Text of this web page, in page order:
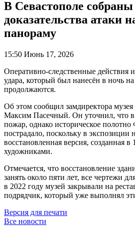
В Севастополе собраны
доказательства атаки
панораму
15:50 Июнь 17, 2026
Оперативно-следственные действия
удара, который был нанесён в ночь
продолжаются.
Об этом сообщил замдиректора музея
Максим Пасечный. Он уточнил, что в
пожар, однако историческое
пострадало, поскольку в экспозиции
восстановленная версия, созданная в
художниками.
Отмечается, что восстановление
занять около пяти лет, все чертежи
в 2022 году музей закрывали на
подрядчик, который уже выполнял
Версия для печати
Все новости